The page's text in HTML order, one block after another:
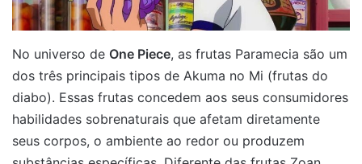
No universo de One Piece, as frutas Paramecia são um
dos três principais tipos de Akuma no Mi (frutas do
diabo). Essas frutas concedem aos seus consumidores
habilidades sobrenaturais que afetam diretamente
seus corpos, o ambiente ao redor ou produzem